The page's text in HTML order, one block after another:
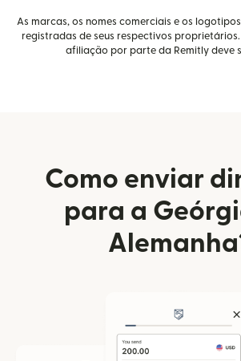
As marcas, os nomes comerciais e os
registradas de seus respectivos proprietários.
afiliação por parte da Remitly deve
Como enviar
para a